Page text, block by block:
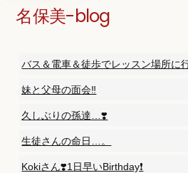
名保美-blog
バス＆電車＆徒歩でレッスン場所に
妹と父母の面会‼️
久しぶりの孫達…❣️
生徒さんの命日…。
Kokiさん❣️1日早いBirthday❗️